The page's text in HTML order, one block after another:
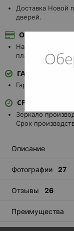
Доставка Новой
дверей.
ОПЛАТА
Наличными,
платеж.
ГАРАНТИЯ
Гарантия 3 года.
СРОК
Зеркало
Срок
Описание
Фотографии 27
Отзывы 26
Преимущества